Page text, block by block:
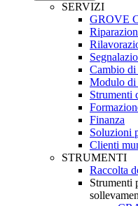
SERVIZI
GROVE
Cambio di
Modulo di
Strumenti
Finanza
Soluzioni
Clienti
STRUMENTI
Raccolta
Strumenti